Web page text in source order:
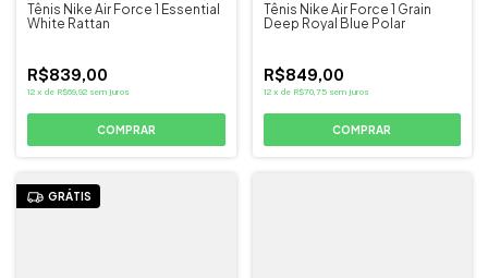
Tênis Nike Air Force 1 Essential
White Rattan
R$839,00
12 x de R$69,92 sem juros
COMPRAR
Tênis Nike Air Force 1 Grain
Deep Royal Blue Polar
R$849,00
12 x de R$70,75 sem juros
COMPRAR
GRÁTIS